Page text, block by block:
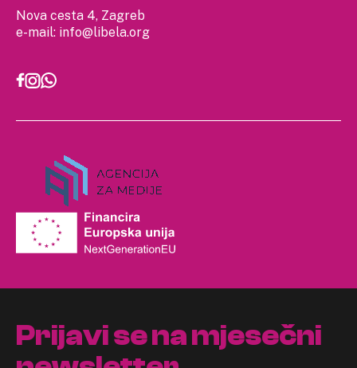
Nova cesta 4, Zagreb
e-mail: info@libela.org
Prijavi se na mjesečni